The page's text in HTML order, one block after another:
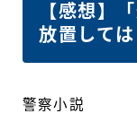
【感想】
放置しては
警察小説